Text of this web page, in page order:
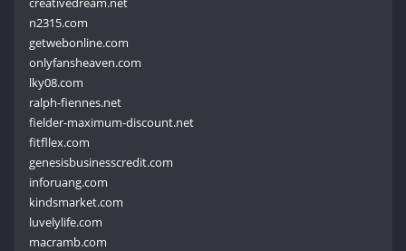
n2315.com
getwebonline.com
onlyfansheaven.com
lky08.com
ralph-fiennes.net
fielder-maximum-discount.net
fitfllex.com
genesisbusinesscredit.com
inforuang.com
kindsmarket.com
luvelylife.com
macramb.com